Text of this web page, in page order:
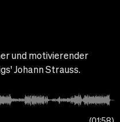
und motivierender
Johann Strauss.